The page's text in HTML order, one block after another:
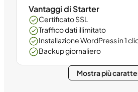
Vantaggi di Starter
Certificato SSL
Traffico dati illimitato
Installazione WordPress in 1
Backup giornaliero
Mostra più